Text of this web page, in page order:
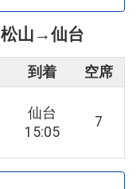
松山 →仙台
到着 空席
仙台
15:05
7